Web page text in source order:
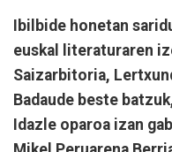
Ibilbide honetan
euskal literaturaren
Saizarbitoria,
Badaude beste
Idazle oparoa izan